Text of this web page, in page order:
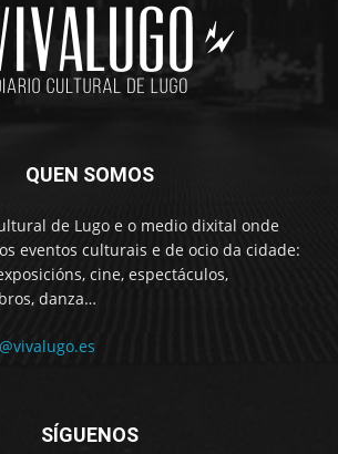
QUEN SOMOS
de Lugo e o medio dixital onde
eventos culturais e de ocio da cidade:
cine, espectáculos,
danza…
SÍGUENOS